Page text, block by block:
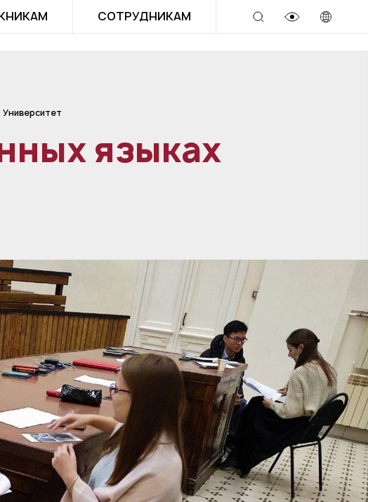
СОТРУДНИКАМ
Университет
языках